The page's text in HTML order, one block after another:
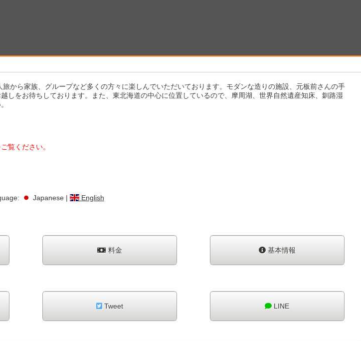
から家族、グループなど多くの方々に楽しんでいただいております。モダンな造りの施設、元板前さんの手
をお待ちしております。また、東北海道の中心に位置しているので、摩周湖、世界自然遺産知床、釧路湿
覧ください。
Japanese | English
料金 基本情報
Tweet LINE